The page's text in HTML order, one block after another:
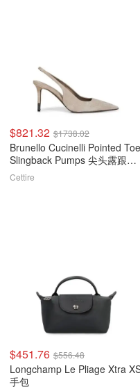
$821.32 $1738.02
Brunello Cucinelli Pointed Toe
Slingback Pumps 尖头露跟高
跟鞋
Cettire
$451.76 $556.48
Longchamp Le Pliage Xtra
手包